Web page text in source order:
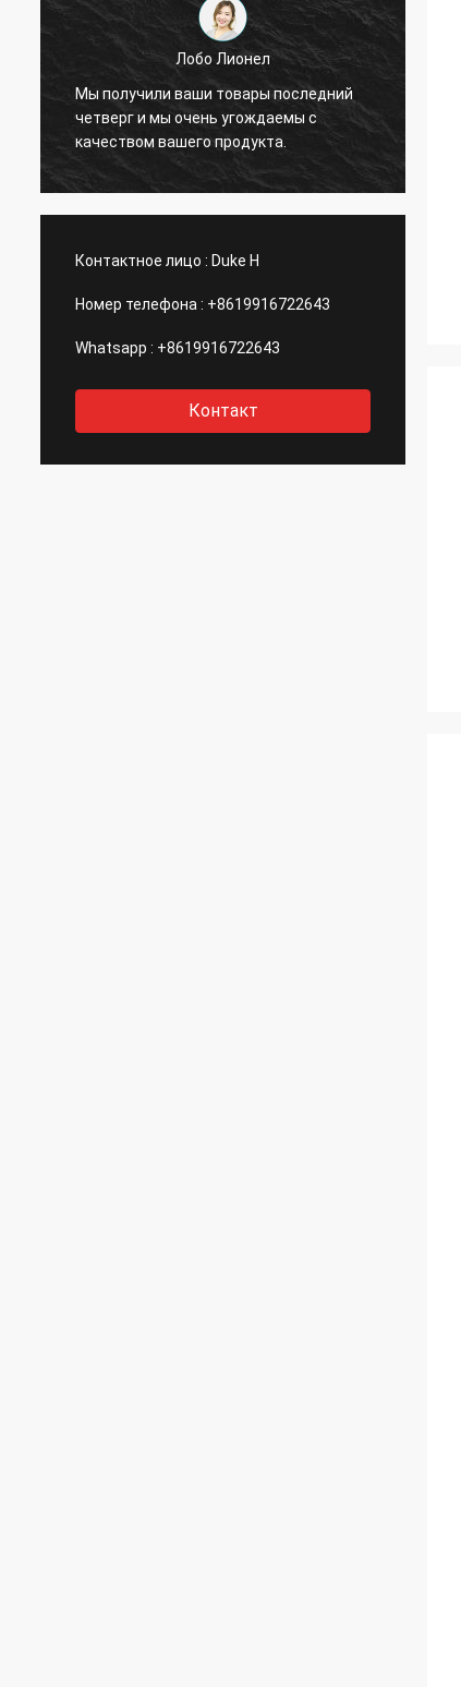
Лобо Лионел
Мы получили ваши товары последний
четверг и мы очень угождаемы с
качеством вашего продукта.
Контактное лицо : Duke H
Номер телефона : +8619916722643
Whatsapp : +8619916722643
Контакт